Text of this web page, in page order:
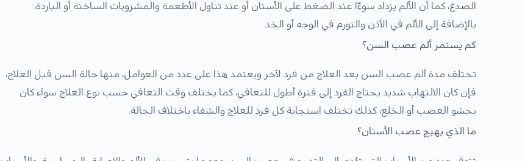
الصدغ، كما أن الألم يزداد سوءًا عند الضغط على الأسنان أو عند تناول الأطعمة والمشروبات الساخنة أو الباردة،
بالإضافة إلى الألم في الأذن والتورم في الوجه أو الخد.
كم يستمر ألم عصب السن؟
تختلف مدة ألم عصب السن بعد العلاج من فرد لآخر ويعتمد هذا على عدد من العوامل، منها حالة السن قبل العلاج،
فإن كان الالتهاب شديد يحتاج الفرد إلى فترة أطول للتعافي، كما يختلف وقت التعافي حسب نوع العلاج سواء كان
بحشو العصب أو الخلع، كذلك تختلف استجابة كل فرد للعلاج والشفاء باختلاف الحالة.
ما الذي يهيج عصب الأسنان؟